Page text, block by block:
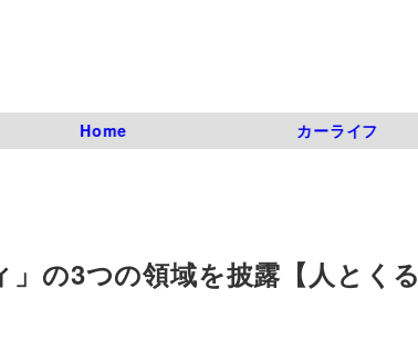
Home カーライフ
の3つの領域を披露【人とくる